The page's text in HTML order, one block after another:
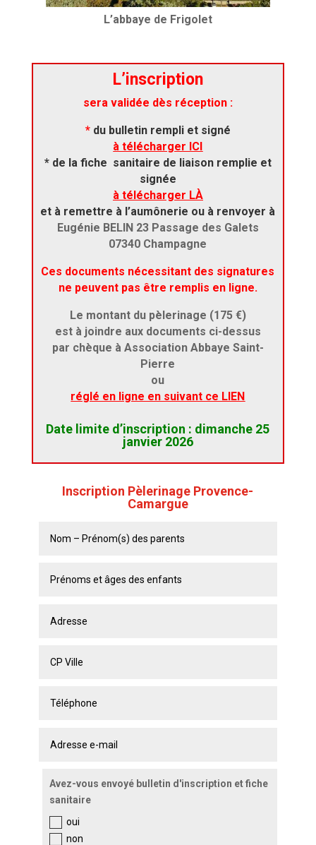
L’abbaye de Frigolet
L’inscription
sera validée dès réception :
* du bulletin rempli et signé
à télécharger ICI
* de la fiche sanitaire de liaison remplie et
signée
à télécharger LÀ
et à remettre à l’aumônerie ou à renvoyer à
Eugénie BELIN 23 Passage des Galets
07340 Champagne
Ces documents nécessitant des signatures
ne peuvent pas être remplis en ligne.
Le montant du pèlerinage (175 €)
est à joindre aux documents ci-dessus
par chèque à Association Abbaye Saint-
Pierre
ou
réglé en ligne en suivant ce LIEN
Date limite d’inscription : dimanche 25
janvier 2026
Inscription Pèlerinage Provence-
Camargue
Avez-vous envoyé bulletin d'inscription et fiche
sanitaire
oui
non